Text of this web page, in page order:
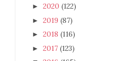
► 2020 (122)
► 2019 (87)
► 2018 (116)
► 2017 (123)